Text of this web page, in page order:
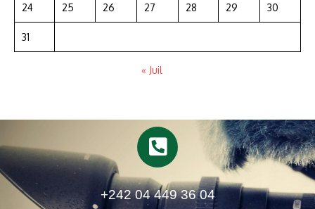
24 25 26 27 28 29 30
31
« Juil
+242 04 449 36 04